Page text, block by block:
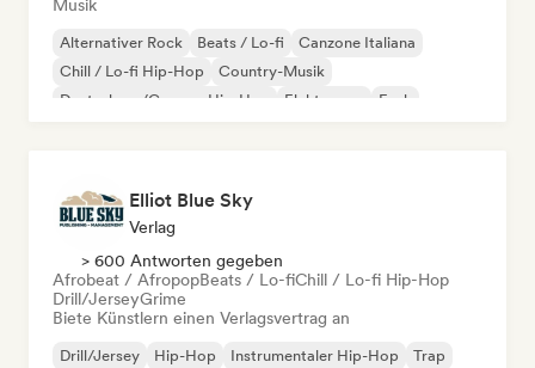
Musik
Alternativer Rock Beats / Lo-fi
Canzone Italiana
Chill / Lo-fi Hip-Hop
Country-Musik
Deutschrap/German Hip-Hop
Elektropop Funk
Elliot Blue Sky
Verlag
> 600 Antworten gegeben
Afrobeat / AfropopBeats / Lo-fiChill / Lo-fi Hip-Hop
Drill/JerseyGrime
Biete Künstlern einen Verlagsvertrag an
Drill/Jersey Hip-Hop Instrumentaler Hip-Hop
Trap